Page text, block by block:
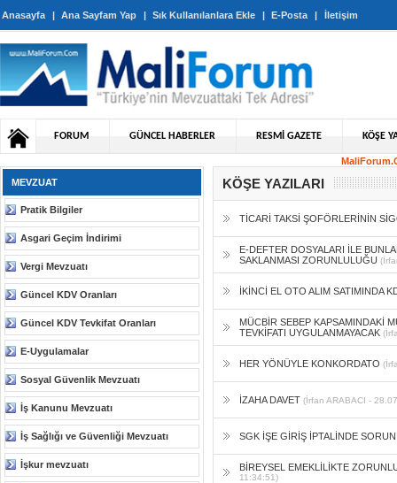
Anasayfa | Ana Sayfam Yap | Sık Kullanılanlara Ekle | E-Posta | İletişim
FORUM GÜNCEL HABERLER RESMİ GAZETE KÖŞE
MEVZUAT
Pratik Bilgiler
Asgari Geçim İndirimi
Vergi Mevzuatı
Güncel KDV Oranları
Güncel KDV Tevkifat Oranları
E-Uygulamalar
Sosyal Güvenlik Mevzuatı
İş Kanunu Mevzuatı
İş Sağlığı ve Güvenliği Mevzuatı
İşkur mevzuatı
KÖŞE YAZILARI
TİCARİ TAKSİ ŞOFÖRLERİNİN
E-DEFTER DOSYALARI İLE
SAKLANMASI ZORUNLULUĞU
İKİNCİ EL OTO ALIM SATIMINDA
MÜCBİR SEBEP KAPSAMINDAKİ
TEVKİFATI UYGULANMAYACAK
HER YÖNÜYLE KONKORDATO
İZAHA DAVET (İrfan ARABACI -
SGK İŞE GİRİŞ İPTALİNDE
BİREYSEL EMEKLİLİKTE
11:34:51)